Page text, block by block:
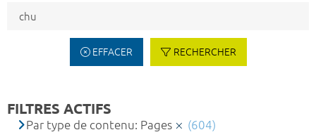
EFFACER RECHERCHER
FILTRES ACTIFS
Par type de contenu: Pages (604)